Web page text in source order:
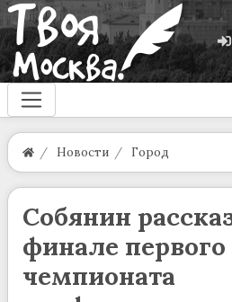
Новости Город
Собянин
финале первого
чемпионата